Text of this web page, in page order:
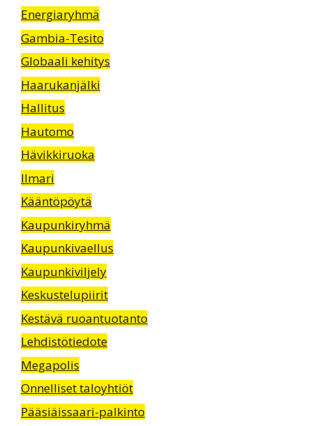
Energiaryhmä
Gambia-Tesito
Globaali kehitys
Haarukanjälki
Hallitus
Hautomo
Hävikkiruoka
Ilmari
Kääntöpöytä
Kaupunkiryhmä
Kaupunkivaellus
Kaupunkiviljely
Keskustelupiirit
Kestävä ruoantuotanto
Lehdistötiedote
Megapolis
Onnelliset taloyhtiöt
Pääsiäissaari-palkinto